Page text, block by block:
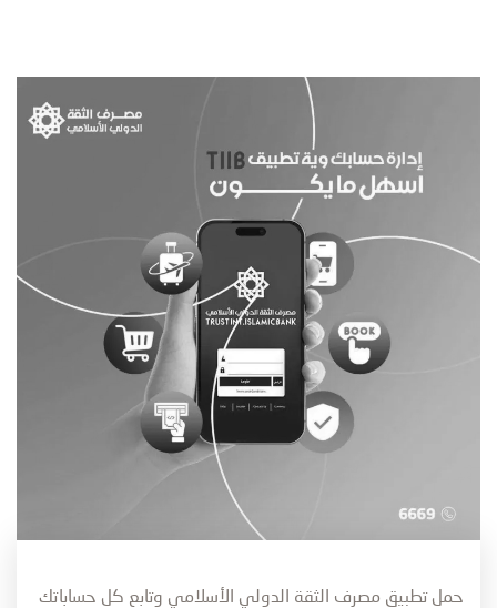
حمل تطبیق مصرف الثقة الدولي الأسلامي وتابع كل حساباتك